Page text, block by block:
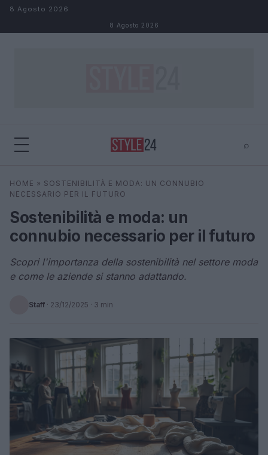
Salta al contenuto
8 Agosto 2026
8 Agosto 2026
⌕
Cerca
HOME » SOSTENIBILITÀ E MODA: UN CONNUBIO
NECESSARIO PER IL FUTURO
Sostenibilità e moda: un
connubio necessario per il futuro
Scopri l'importanza della sostenibilità nel settore moda
e come le aziende si stanno adattando.
Staff · 23/12/2025 · 3 min